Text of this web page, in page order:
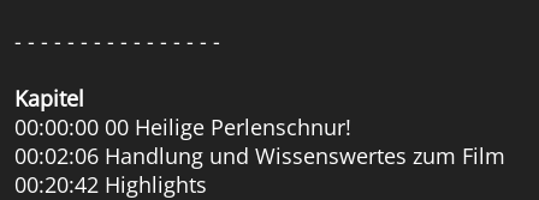
- - - - - - - - - - - - - - - -
Kapitel
00:00:00 00 Heilige Perlenschnur!
00:02:06 Handlung und Wissenswertes zum Film
00:20:42 Highlights